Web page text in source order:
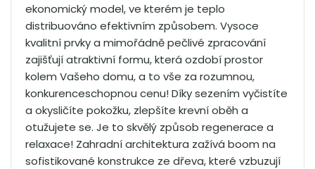
ekonomický model, ve kterém je teplo
distribuováno efektivním způsobem. Vysoce
kvalitní prvky a mimořádně pečlivé zpracování
zajišťují atraktivní formu, která ozdobí prostor
kolem Vašeho domu, a to vše za rozumnou,
konkurenceschopnou cenu! Díky sezením vyčistíte
a okysličíte pokožku, zlepšíte krevní oběh a
otužujete se. Je to skvělý způsob regenerace a
relaxace! Zahradní architektura zažívá boom na
sofistikované konstrukce ze dřeva, které vzbuzují